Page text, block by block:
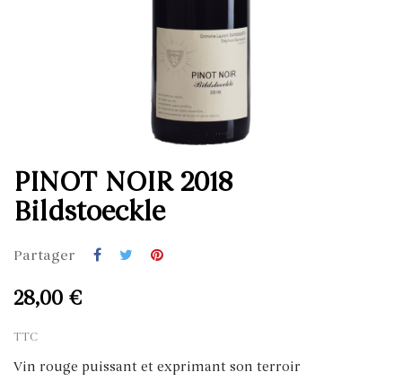
PINOT NOIR 2018
Bildstoeckle
Partager
28,00 €
TTC
Vin rouge puissant et exprimant son terroir